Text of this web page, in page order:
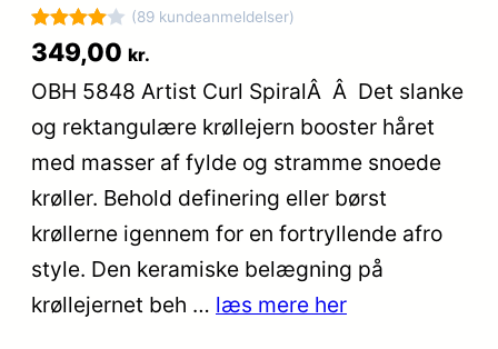
Bedømt
4
ud af 5
baseret
89
ømmelse
r
(89 kundeanmeldelser)
349,00 kr.
OBH 5848 Artist Curl SpiralÂ Â Det slanke
og rektangulære krøllejern booster håret
med masser af fylde og stramme snoede
krøller. Behold definering eller børst
krøllerne igennem for en fortryllende afro
style. Den keramiske belægning på
krøllejernet beh … læs mere her